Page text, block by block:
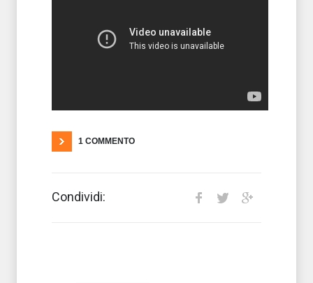
1 COMMENTO
Condividi: